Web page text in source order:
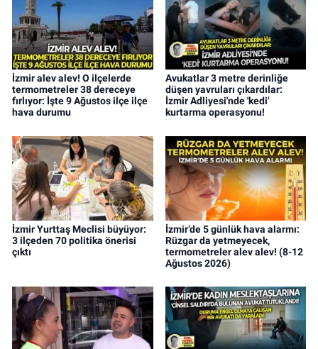
İzmir alev alev! O ilçelerde
termometreler 38 dereceye
fırlıyor: İşte 9 Ağustos ilçe ilçe
hava durumu
Avukatlar 3 metre derinliğe
düşen yavruları çıkardılar:
İzmir Adliyesi'nde 'kedi'
kurtarma operasyonu!
İzmir Yurttaş Meclisi büyüyor:
3 ilçeden 70 politika önerisi
çıktı
İzmir’de 5 günlük hava alarmı:
Rüzgar da yetmeyecek,
termometreler alev alev! (8-12
Ağustos 2026)